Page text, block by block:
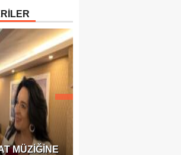
MÜZIĞINE